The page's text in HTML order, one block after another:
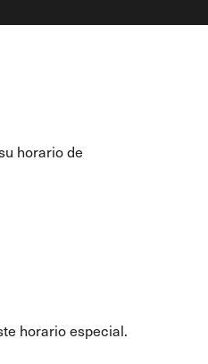
horario de
horario especial.